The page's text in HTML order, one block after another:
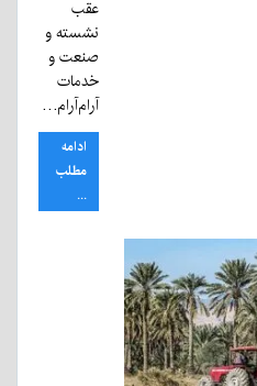
عقب
نشسته و
صنعت و
خدمات
آرام‌آرام…
ادامه
مطلب
...